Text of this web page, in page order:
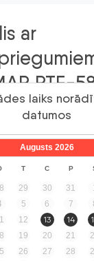
ar
PTF-
laiks
datumos
Augusts 2026
T C P
29 30 31
5 6 7
12 13 14
19 20 21
26 27 28